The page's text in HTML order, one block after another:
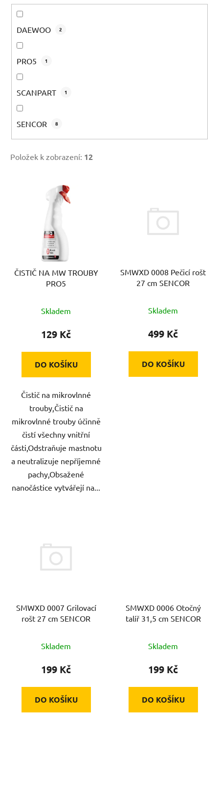
DAEWOO 2
PRO5 1
SCANPART 1
SENCOR 8
Položek k zobrazení: 12
ČISTIČ NA MW TROUBY
PRO5
Skladem
129 Kč
DO KOŠÍKU
Čistič na mikrovlnné
trouby,Čistič na
mikrovlnné trouby účinně
čistí všechny vnitřní
části,Odstraňuje mastnotu
a neutralizuje nepříjemné
pachy,Obsažené
nanočástice vytvářejí na...
SMWXD 0008 Pečicí rošt
27 cm SENCOR
Skladem
499 Kč
DO KOŠÍKU
SMWXD 0007 Grilovací
rošt 27 cm SENCOR
Skladem
199 Kč
DO KOŠÍKU
SMWXD 0006 Otočný
talíř 31,5 cm SENCOR
Skladem
199 Kč
DO KOŠÍKU